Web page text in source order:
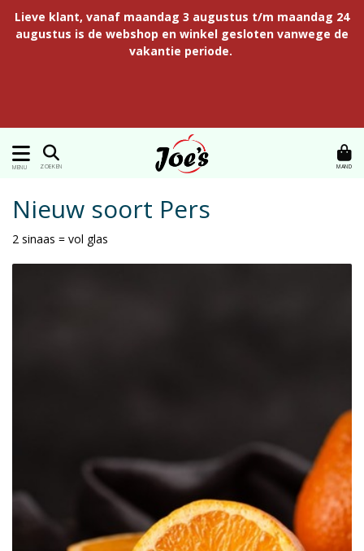
Lieve klant, vanaf maandag 3 augustus t/m maandag 24
augustus is de webshop en winkel gesloten vanwege de
vakantie periode.
MENU ZOEKEN MAND
Nieuw soort Pers
2 sinaas = vol glas